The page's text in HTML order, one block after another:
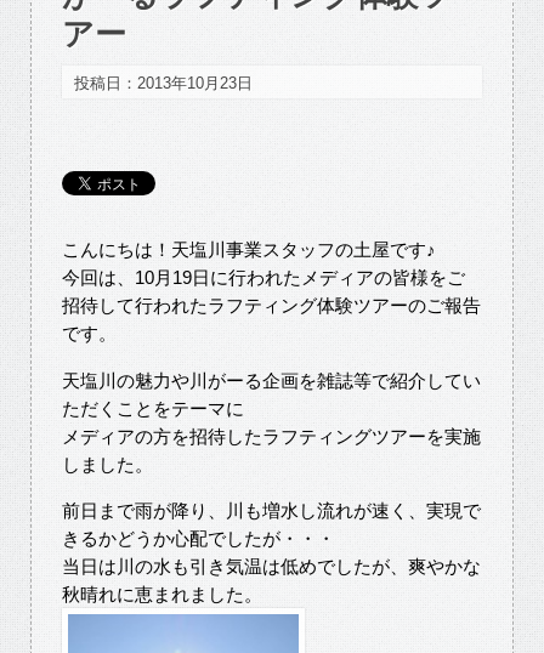
アー
投稿日：2013年10月23日
こんにちは！天塩川事業スタッフの土屋です♪
今回は、10月19日に行われたメディアの皆様をご
招待して行われたラフティング体験ツアーのご報告
です。
天塩川の魅力や川がーる企画を雑誌等で紹介してい
ただくことをテーマに
メディアの方を招待したラフティングツアーを実施
しました。
前日まで雨が降り、川も増水し流れが速く、実現で
きるかどうか心配でしたが・・・
当日は川の水も引き気温は低めでしたが、爽やかな
秋晴れに恵まれました。